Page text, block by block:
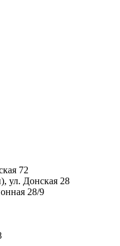
72
ул. Донская 28
28/9